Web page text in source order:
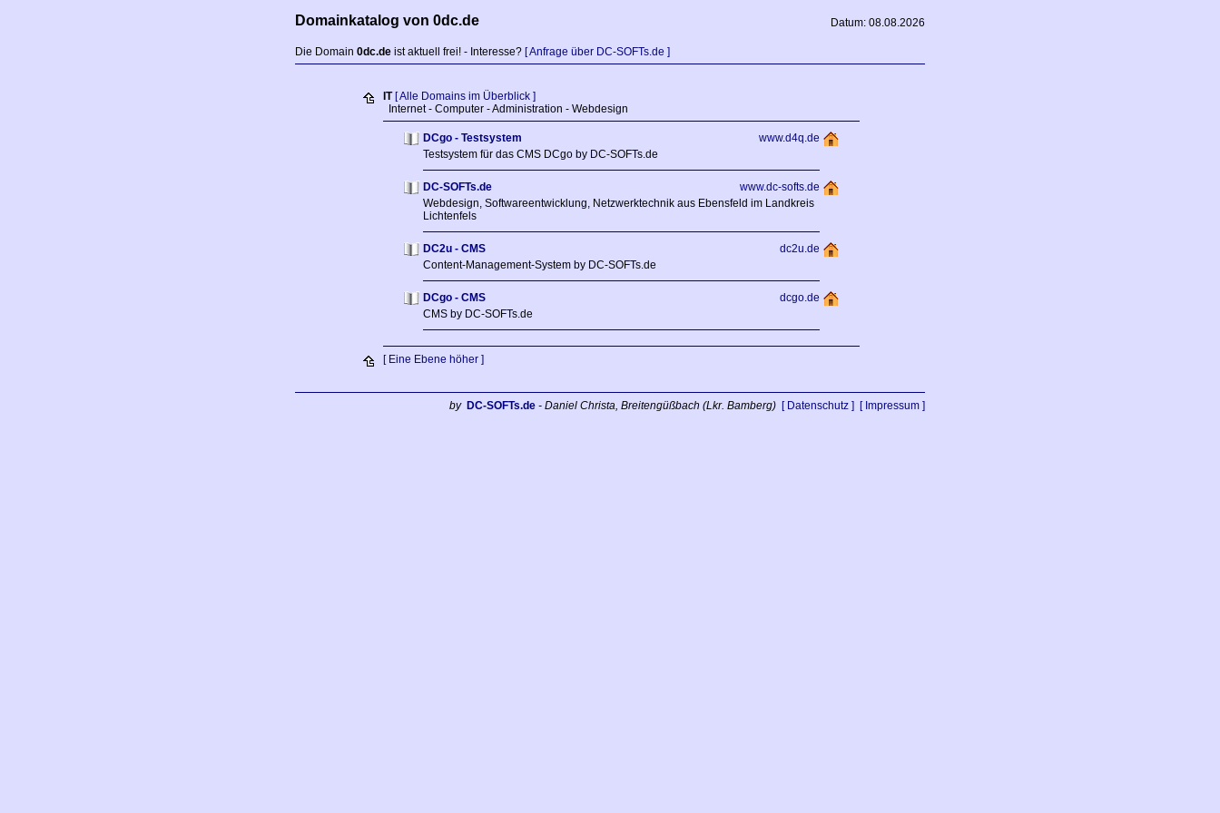
Domainkatalog von 0dc.de Datum: 08.08.2026
Die Domain 0dc.de ist aktuell frei! - Interesse? [ Anfrage über DC-SOFTs.de ]
IT [ Alle Domains im Überblick ]
Internet - Computer - Administration - Webdesign
DCgo - Testsystem
www.d4q.de
Testsystem für das CMS DCgo by DC-SOFTs.de
DC-SOFTs.de
www.dc-softs.de
Webdesign, Softwareentwicklung, Netzwerktechnik aus Ebensfeld im Landkreis
Lichtenfels
DC2u - CMS
dc2u.de
Content-Management-System by DC-SOFTs.de
DCgo - CMS
dcgo.de
CMS by DC-SOFTs.de
[ Eine Ebene höher ]
by DC-SOFTs.de - Daniel Christa, Breitengüßbach (Lkr. Bamberg) [ Datenschutz ] [ Impressum ]